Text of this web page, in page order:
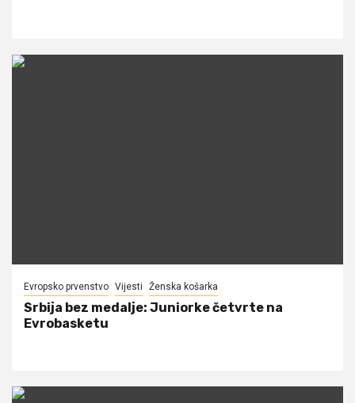
Evropsko prvenstvo Vijesti Ženska košarka
Srbija bez medalje: Juniorke četvrte na
Evrobasketu